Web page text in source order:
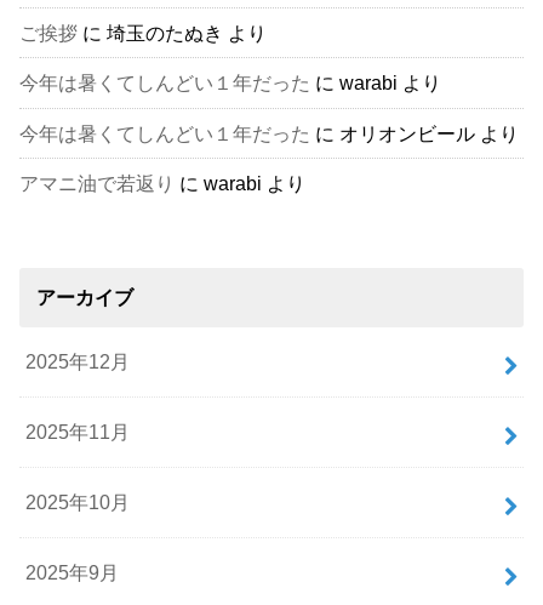
ご挨拶 に埼玉のたぬき より
今年は暑くてしんどい１年だった にwarabi より
今年は暑くてしんどい１年だった に オリオンビール より
アマニ油で若返り にwarabi より
アーカイブ
2025年12月
2025年11月
2025年10月
2025年9月